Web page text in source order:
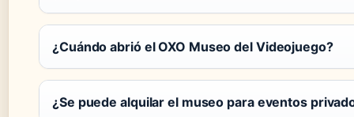
¿Cuándo abrió el OXO Museo del Videojuego?
¿Se puede alquilar el museo para eventos